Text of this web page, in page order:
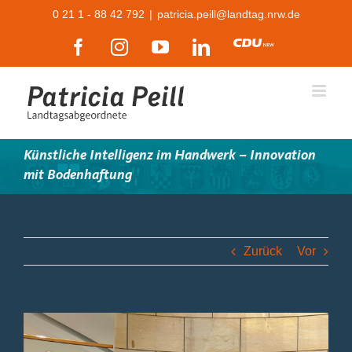
0 21 1 - 88 42 792 | patricia.peill@landtag.nrw.de
FacebookInstagramYouTubeLinkedIn
CDU
Künstliche Intelligenz im Handwerk – Innovation
mit Bodenhaftung
Zurück Vor
Zeige
grösseres